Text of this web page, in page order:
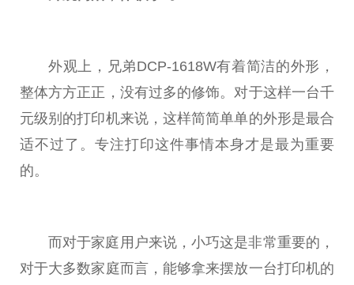
外观上，兄弟DCP-1618W有着简洁的外形，
整体方方正正，没有过多的修饰。对于这样一台千
元级别的打印机来说，这样简简单单的外形是最合
适不过了。专注打印这件事情本身才是最为重要
的。
而对于家庭用户来说，小巧这是非常重要的，
对于大多数家庭而言，能够拿来摆放一台打印机的